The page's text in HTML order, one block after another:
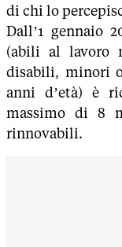
di chi lo
Dall’1 gennaio
(abili al lavoro
disabili, minori
anni d’età) è
massimo di 8
rinnovabili.